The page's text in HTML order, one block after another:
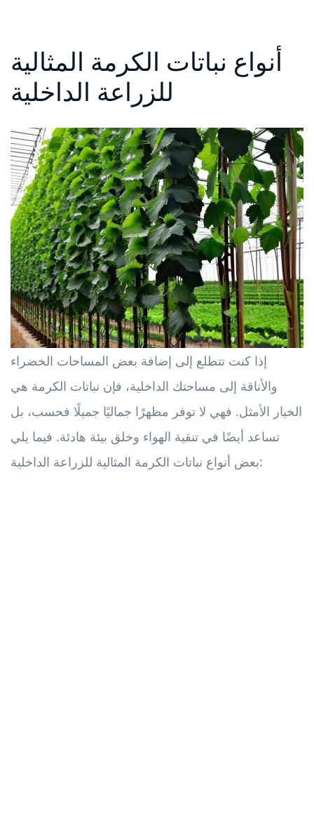
أنواع نباتات الكرمة المثالية
للزراعة الداخلية
إذا كنت تتطلع إلى إضافة بعض المساحات الخضراء
والأناقة إلى مساحتك الداخلية، فإن نباتات الكرمة هي
الخيار الأمثل. فهي لا توفر مظهرًا جماليًا جميلًا فحسب، بل
تساعد أيضًا في تنقية الهواء وخلق بيئة هادئة. فيما يلي
بعض أنواع نباتات الكرمة المثالية للزراعة الداخلية: